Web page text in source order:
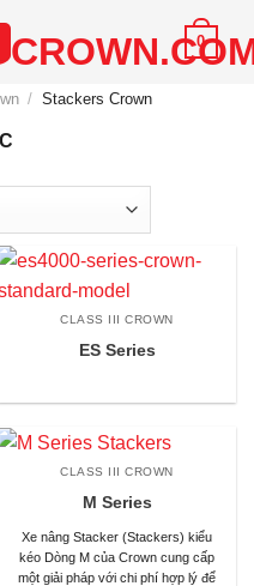
0
/ Stackers Crown
CLASS III CROWN
ES Series
CLASS III CROWN
M Series
Xe nâng Stacker (Stackers) kiểu
kéo Dòng M của Crown cung cấp
một giải pháp với chi phí hợp lý để